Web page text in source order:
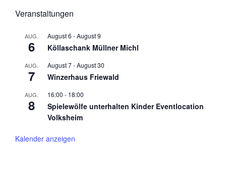
Veranstaltungen
AUG.
6
August 6 -August 9
Köllaschank Müllner Michl
AUG.
7
August 7-August 30
Winzerhaus Friewald
AUG.
8
16:00 - 18:00
Spielewölfe unterhalten Kinder Eventlocation
Volksheim
Kalender anzeigen